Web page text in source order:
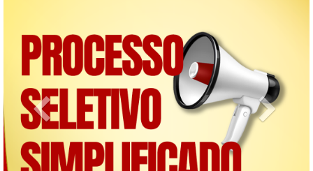
Previous Next